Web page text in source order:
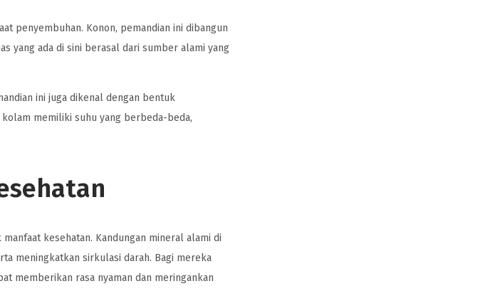
penyembuhan. Konon, pemandian ini dibangun
yang ada di sini berasal dari sumber alami yang
ini juga dikenal dengan bentuk
memiliki suhu yang berbeda-beda,
kesehatan. Kandungan mineral alami di
meningkatkan sirkulasi darah. Bagi mereka
memberikan rasa nyaman dan meringankan